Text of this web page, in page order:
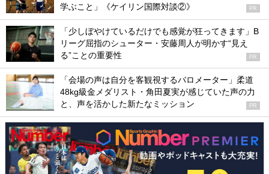
学ぶこと」《ケイリン国際対談②》
PR
「少しぼやけているだけでも感覚が狂ってきます」B
リーグ屈指のシューター・安藤周人が明かす“見え
る”ことの重要性
PR
「会場の声は自分を客観視するバロメーター」柔道
48kg級金メダリスト・角田夏実が感じていた声の力
と、声を活かした新たなミッション
PR